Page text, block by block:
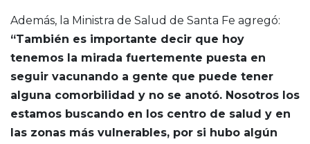
Además, la Ministra de Salud de Santa Fe agregó:
“También es importante decir que hoy
tenemos la mirada fuertemente puesta en
seguir vacunando a gente que puede tener
alguna comorbilidad y no se anotó. Nosotros los
estamos buscando en los centro de salud y en
las zonas más vulnerables, por si hubo algún